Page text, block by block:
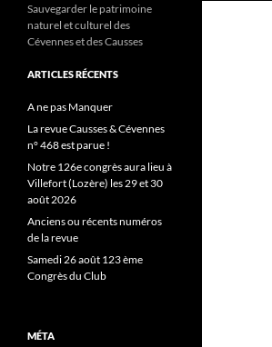
Sauvegarder le patrimoine
naturel et culturel des
Cévennes et des Causses
ARTICLES RÉCENTS
A ne pas Manquer
La revue Causses & Cévennes
n° 468 est parue !
Notre 126e congrès aura lieu à
Villefort (Lozère) les 29 et 30
août 2026
Anciens ou récents numéros
de la revue
Samedi 26 août 123 ème
Congrès du Club
MÉTA